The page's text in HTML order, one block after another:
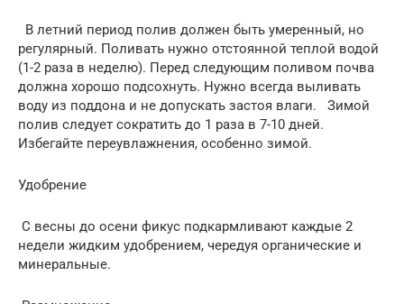
В летний период полив должен быть умеренный, но
регулярный. Поливать нужно отстоянной теплой водой
(1-2 раза в неделю). Перед следующим поливом почва
должна хорошо подсохнуть. Нужно всегда выливать
воду из поддона и не допускать застоя влаги. Зимой
полив следует сократить до 1 раза в 7-10 дней.
Избегайте переувлажнения, особенно зимой.
Удобрение
С весны до осени фикус подкармливают каждые 2
недели жидким удобрением, чередуя органические и
минеральные.